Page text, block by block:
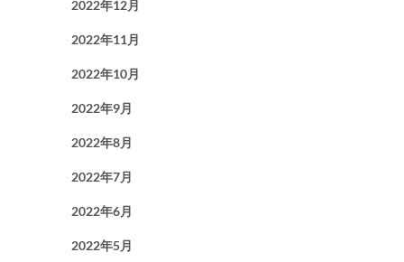
2022年12月
2022年11月
2022年10月
2022年9月
2022年8月
2022年7月
2022年6月
2022年5月